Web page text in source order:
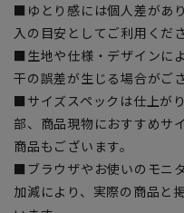
■ゆとり感には個人差があ
入の目安としてご利用くださ
■生地や仕様・デザインに
干の誤差が生じる場合がご
■サイズスペックは仕上が
部、商品現物におすすめサ
商品もございます。
■ブラウザやお使いのモニ
加減により、実際の商品と